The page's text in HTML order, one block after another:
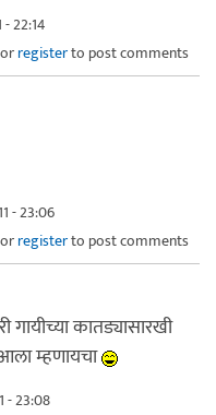
22:14
orregisterto post comments
- 23:06
orregisterto post comments
कातड्यासारखी
म्हणायचा
- 23:08